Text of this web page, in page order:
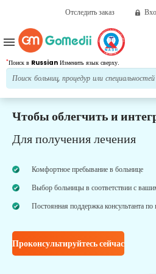
Отследить заказ
*Поиск в Russian Изменить язык сверху.
menu
Чтобы облегчить и
Для получения лечения
Комфортное пребывание в больнице
Выбор больницы в соответствии с
Постоянная поддержка консультанта
Проконсультируйтесь сейчас